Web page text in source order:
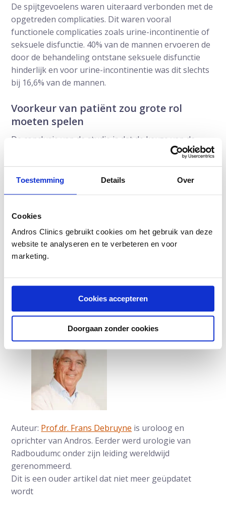
Toestemming Details Over
Cookies
Andros Clinics gebruikt cookies om het gebruik van deze
website te analyseren en te verbeteren en voor
marketing.
Cookies accepteren
Doorgaan zonder cookies
De spijtgevoelens waren uiteraard verbonden met de
opgetreden complicaties. Dit waren vooral
functionele complicaties zoals urine-incontinentie of
seksuele disfunctie. 40% van de mannen ervoeren de
door de behandeling ontstane seksuele disfunctie
hinderlijk en voor urine-incontinentie was dit slechts
bij 16,6% van de mannen.
Voorkeur van patiënt zou grote rol
moeten spelen
De conclusie van de studie is dat de keuze van de
mannen voor behandeling pas mag en moet worden
gemaakt na uitvoerige informatie over de noodzaak
tot behandelen en de verschillende behandelvormen.
grote rol zou moeten spelen.
Daarnaast is het duidelijk dat mannen, als zij eenmaal
een beslissing hebben genomen, doorgaans de
gekozen behandeling zonder veel spijt in hun leven
Lees meer over prostaatkanker behandeling
Auteur: Prof.dr. Frans Debruyne is uroloog en
oprichter van Andros. Eerder werd urologie van
Radboudumc onder zijn leiding wereldwijd
gerenommeerd.
Dit is een ouder artikel dat niet meer geüpdatet
wordt